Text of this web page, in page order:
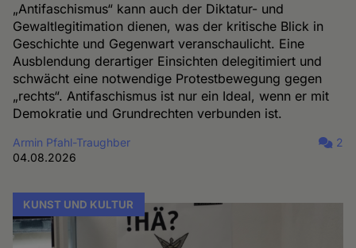
„Antifaschismus“ kann auch der Diktatur- und
Gewaltlegitimation dienen, was der kritische Blick in
Geschichte und Gegenwart veranschaulicht. Eine
Ausblendung derartiger Einsichten delegitimiert und
schwächt eine notwendige Protestbewegung gegen
„rechts“. Antifaschismus ist nur ein Ideal, wenn er mit
Demokratie und Grundrechten verbunden ist.
Armin Pfahl-Traughber
04.08.2026
2
KUNST UND KULTUR